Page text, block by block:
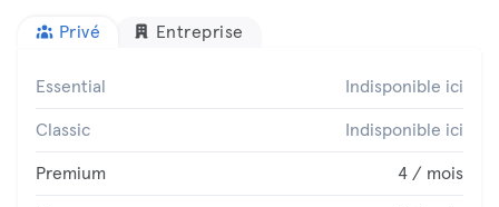
Privé Entreprise
Essential Indisponible ici
Classic Indisponible ici
Premium 4 / mois